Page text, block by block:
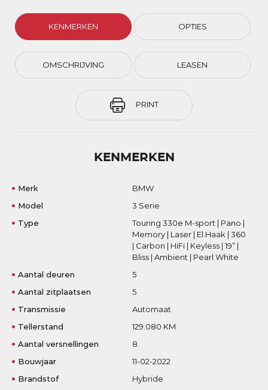
KENMERKEN OPTIES
OMSCHRIJVING LEASEN
PRINT
KENMERKEN
Merk
BMW
Model
3 Serie
Type
Touring 330e M-sport | Pano |
Memory | Laser | El.Haak | 360
| Carbon | HiFi | Keyless | 19” |
Bliss | Ambient | Pearl White
Aantal deuren
5
Aantal zitplaatsen
5
Transmissie
Automaat
Tellerstand
129.080 KM
Aantal versnellingen
8
Bouwjaar
11-02-2022
Brandstof
Hybride